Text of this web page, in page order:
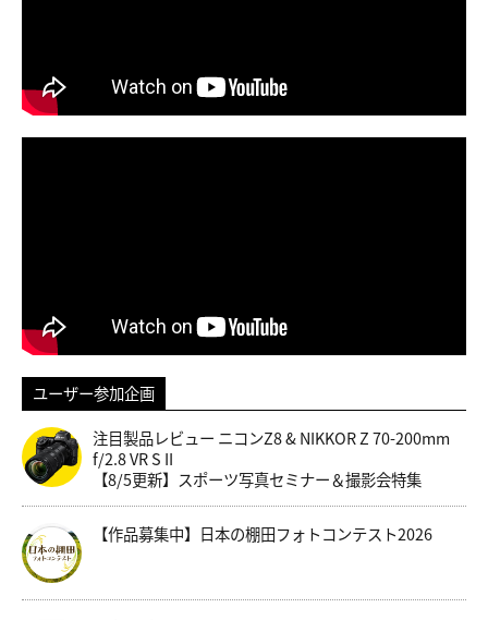
ユーザー参加企画
注目製品レビュー ニコンZ8 & NIKKOR Z 70-200mm
f/2.8 VR S II
【8/5更新】スポーツ写真セミナー＆撮影会特集
【作品募集中】日本の棚田フォトコンテスト2026